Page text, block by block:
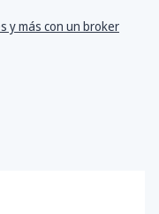
y más con un broker